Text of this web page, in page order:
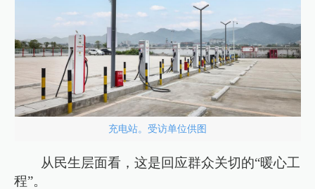
充电站。受访单位供图
从民生层面看，这是回应群众关切的“暖心工
程”。